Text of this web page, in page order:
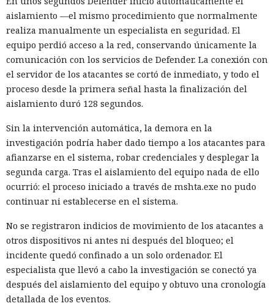
aislamiento —el mismo procedimiento que normalmente
realiza manualmente un especialista en seguridad. El
equipo perdió acceso a la red, conservando únicamente la
comunicación con los servicios de Defender. La conexión con
el servidor de los atacantes se cortó de inmediato, y todo el
proceso desde la primera señal hasta la finalización del
aislamiento duró 128 segundos.
Sin la intervención automática, la demora en la
investigación podría haber dado tiempo a los atacantes para
afianzarse en el sistema, robar credenciales y desplegar la
segunda carga. Tras el aislamiento del equipo nada de ello
ocurrió: el proceso iniciado a través de mshta.exe no pudo
continuar ni establecerse en el sistema.
No se registraron indicios de movimiento de los atacantes a
otros dispositivos ni antes ni después del bloqueo; el
incidente quedó confinado a un solo ordenador. El
especialista que llevó a cabo la investigación se conectó ya
después del aislamiento del equipo y obtuvo una cronología
detallada de los eventos.